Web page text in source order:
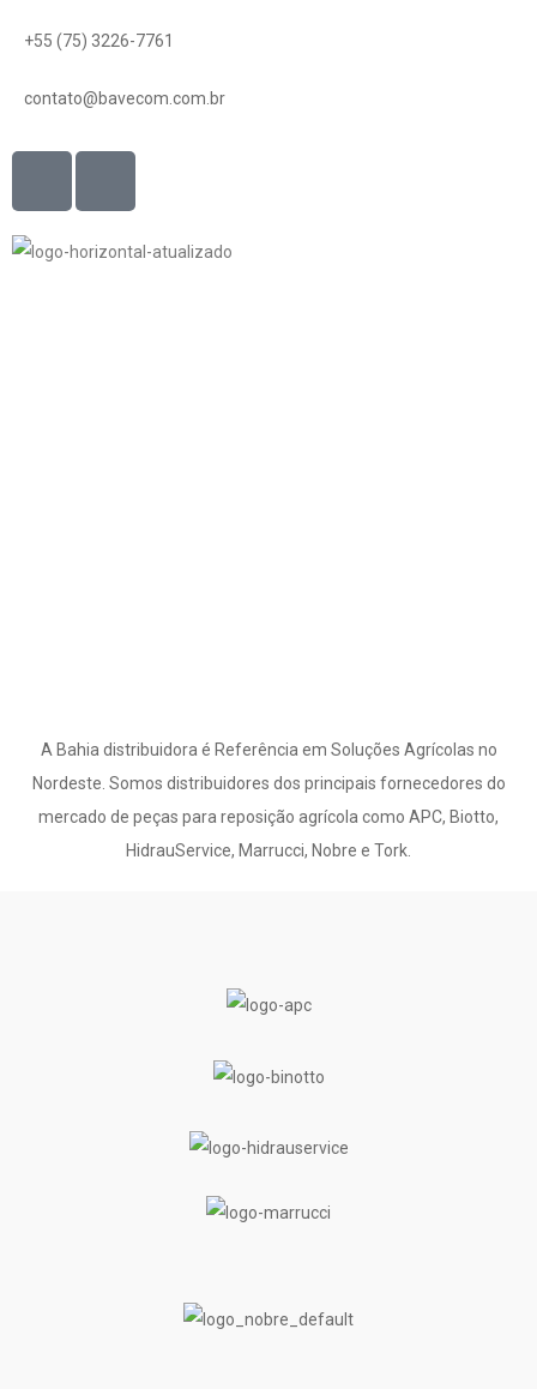
+55 (75) 3226-7761
contato@bavecom.com.br
A Bahia distribuidora é Referência em Soluções Agrícolas no
Nordeste. Somos distribuidores dos principais fornecedores do
mercado de peças para reposição agrícola como APC, Biotto,
HidrauService, Marrucci, Nobre e Tork.